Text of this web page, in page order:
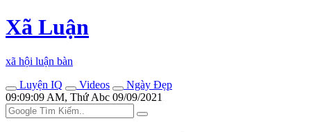
Xã Luận
xã hội luận bàn
Luyện IQ
Videos
Ngày Đẹp
09:09:09 AM, Thứ Abc 09/09/2021